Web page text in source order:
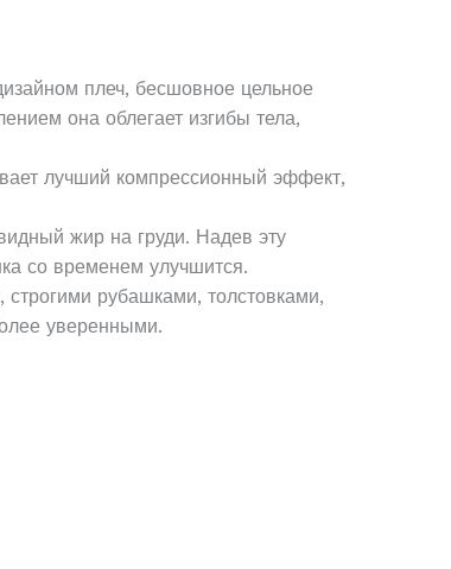
плеч, бесшовное цельное
она облегает изгибы тела,
лучший компрессионный эффект,
жир на груди. Надев эту
со временем улучшится.
рубашками, толстовками,
уверенными.